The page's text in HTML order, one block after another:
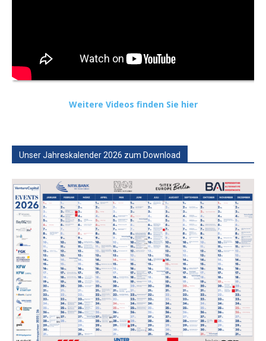
Weitere Videos finden Sie hier
Unser Jahreskalender 2026 zum Download